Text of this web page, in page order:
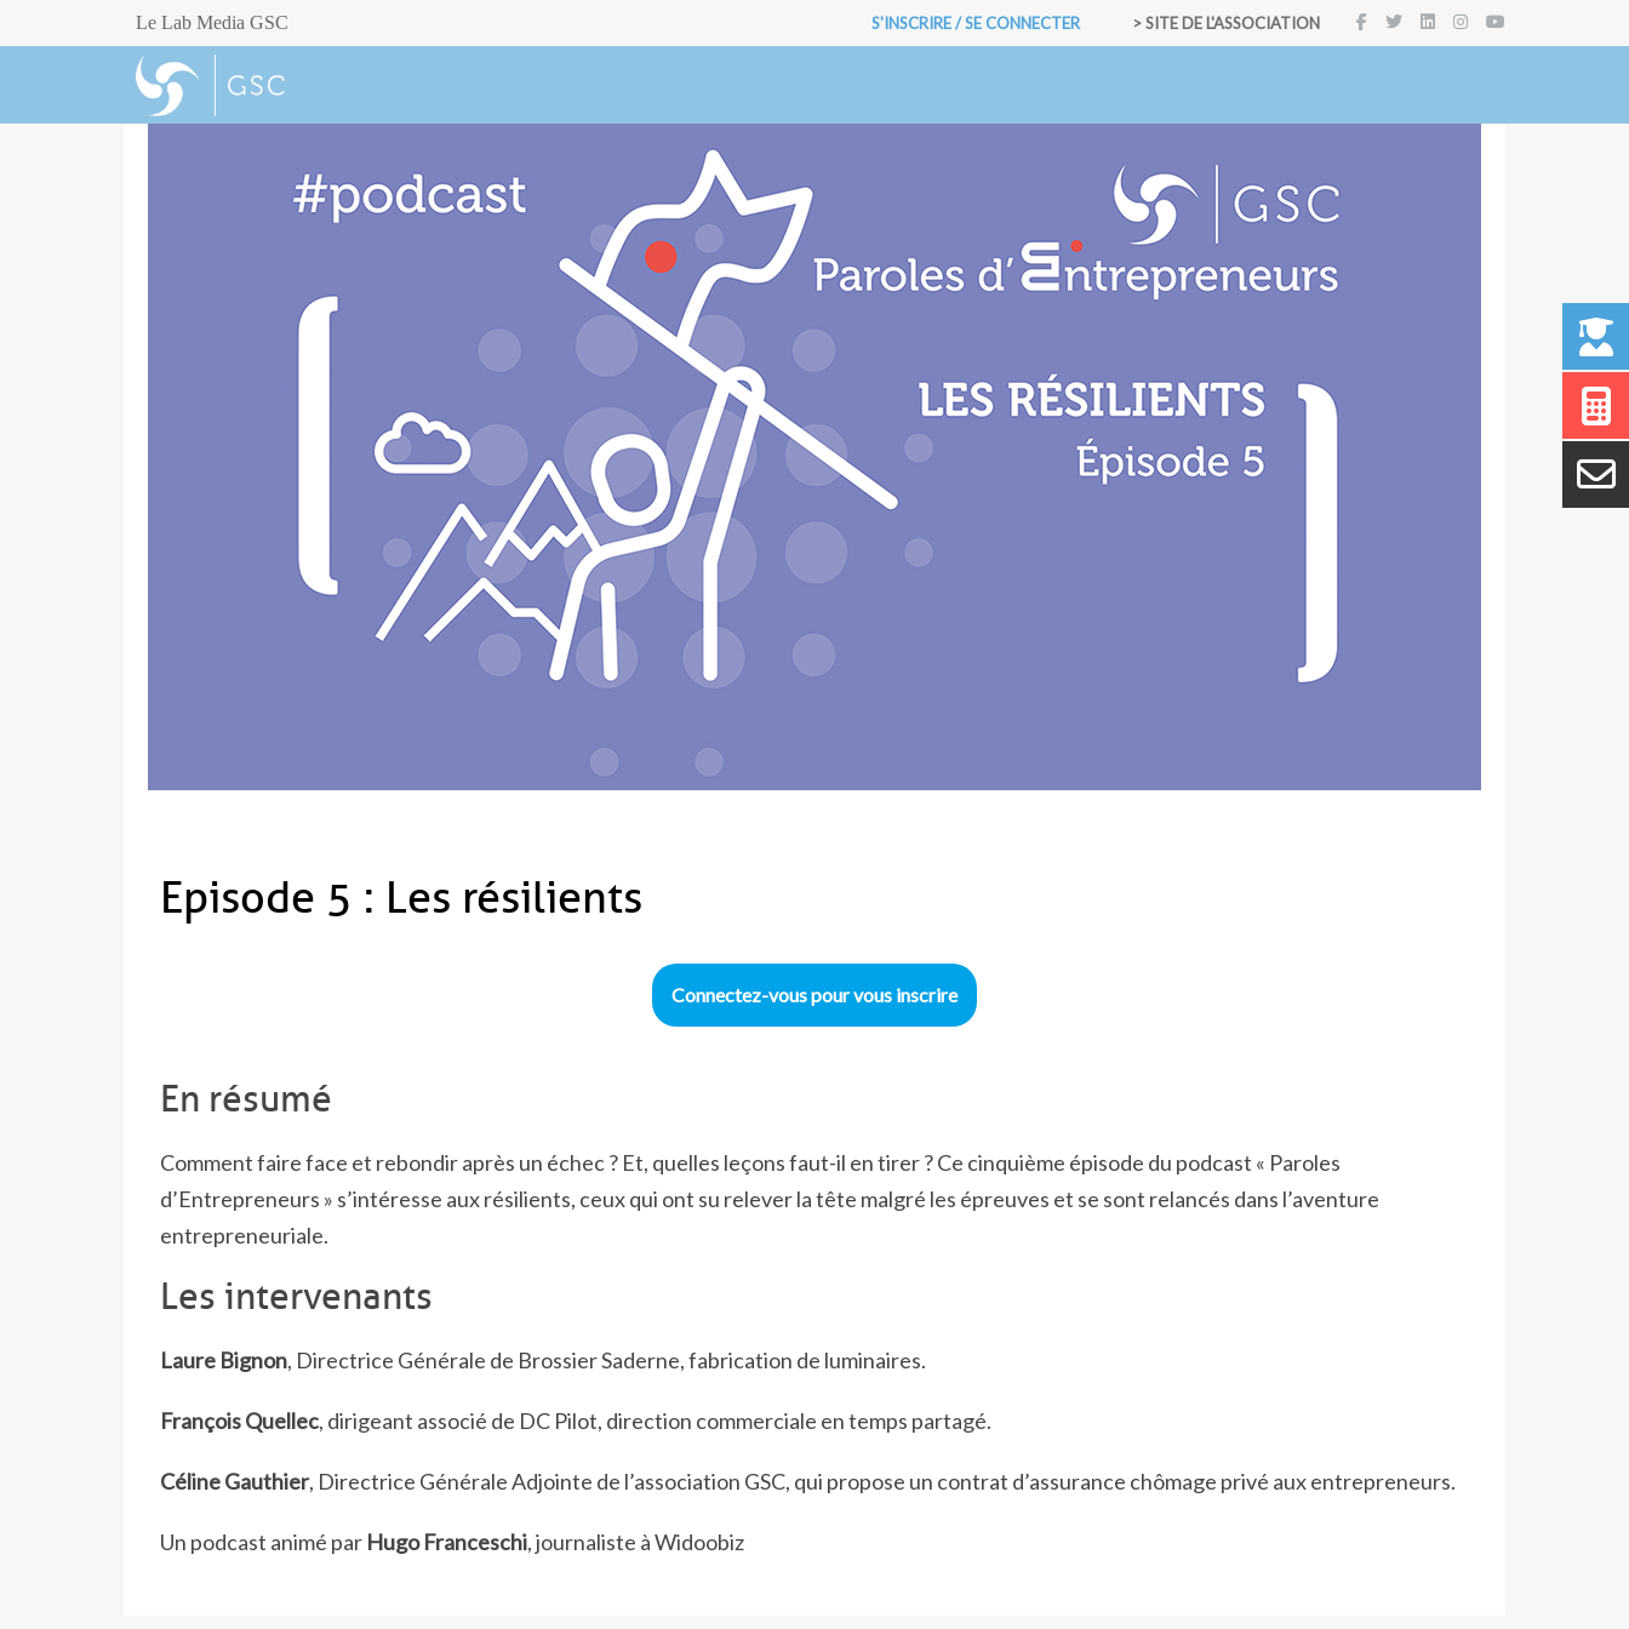
Le Lab Media GSC S'INSCRIRE / SE CONNECTER > SITE DE L'ASSOCIATION
Episode 5 : Les résilients
Connectez-vous pour vous inscrire
En résumé
Comment faire face et rebondir après un échec ? Et, quelles leçons faut-il en tirer ? Ce cinquième épisode du podcast « Paroles
d’Entrepreneurs » s’intéresse aux résilients, ceux qui ont su relever la tête malgré les épreuves et se sont relancés dans l’aventure
entrepreneuriale.
Les intervenants
Laure Bignon, Directrice Générale de Brossier Saderne, fabrication de luminaires.
François Quellec, dirigeant associé de DC Pilot, direction commerciale en temps partagé.
Céline Gauthier, Directrice Générale Adjointe de l’association GSC, qui propose un contrat d’assurance chômage privé aux entrepreneurs.
Un podcast animé par Hugo Franceschi, journaliste à Widoobiz